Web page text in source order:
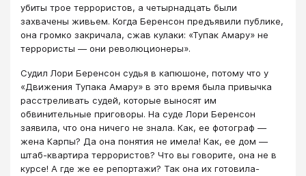
убиты трое террористов, а четырнадцать были
захвачены живьем. Когда Беренсон предъявили публике,
она громко закричала, сжав кулаки: «Тупак Амару» не
террористы — они революционеры».
Судил Лори Беренсон судья в капюшоне, потому что у
«Движения Тупака Амару» в это время была привычка
расстреливать судей, которые выносят им
обвинительные приговоры. На суде Лори Беренсон
заявила, что она ничего не знала. Как, ее фотограф —
жена Карпы? Да она понятия не имела! Как, ее дом —
штаб-квартира террористов? Что вы говорите, она не в
курсе! А где же ее репортажи? Так она их готовила-